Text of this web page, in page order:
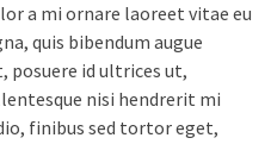
a mi ornare laoreet vitae eu
quis bibendum augue
posuere id ultrices ut,
nisi hendrerit mi
finibus sed tortor eget,